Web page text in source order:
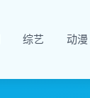
综艺 动漫